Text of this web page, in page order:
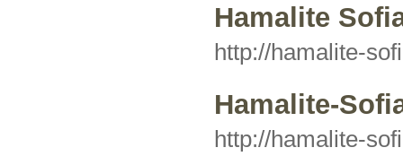
Hamalite
http://hamalite-
Hamalite-
http://hamalite-